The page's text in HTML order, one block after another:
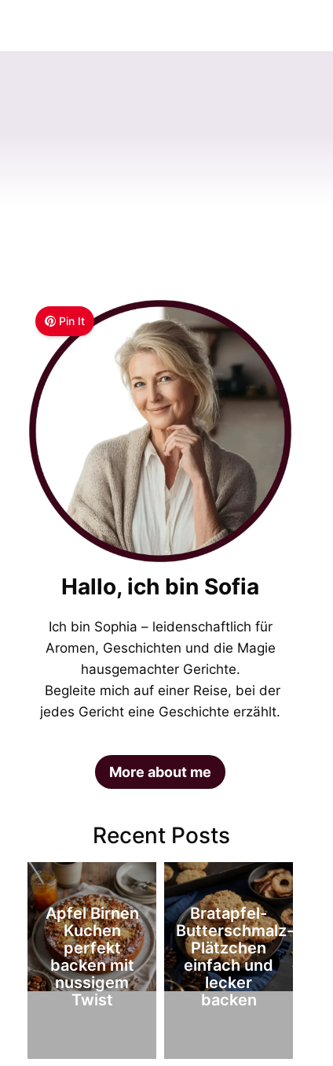
Pin It
Hallo, ich bin Sofia
Ich bin Sophia – leidenschaftlich für
Aromen, Geschichten und die Magie
hausgemachter Gerichte.
Begleite mich auf einer Reise, bei der
jedes Gericht eine Geschichte erzählt.
More about me
Recent Posts
Apfel Birnen
Kuchen
perfekt
backen mit
nussigem
Twist
Bratapfel-
Butterschmalz-
Plätzchen
einfach und
lecker
backen